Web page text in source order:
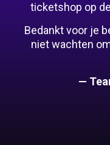
ticketshop op de
Bedankt voor je
niet wachten
—